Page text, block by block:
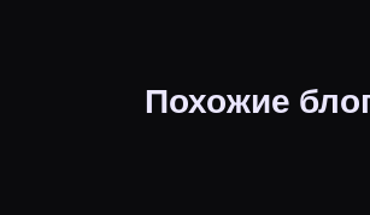
Похожие